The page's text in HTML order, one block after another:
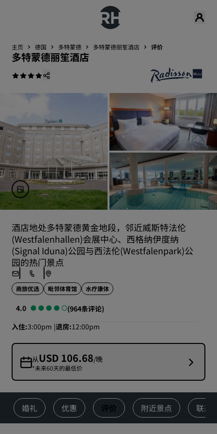
主页 德国 多特蒙德 多特蒙德丽笙酒店 评价
多特蒙德丽笙酒店
酒店地处多特蒙德黄金地段，邻近威斯特法伦
(Westfalenhallen)会展中心、西格纳伊度纳
(Signal Iduna)公园与西法伦(Westfalenpark)公
园的热门景点
商旅优选 毗邻体育馆 水疗康体
4.0
(964条评论)
入住 3:00pm 退房 12:00pm
从USD 106.68/晚
*未来60天的最低价
婚礼 优惠 评价 附近景点 联系